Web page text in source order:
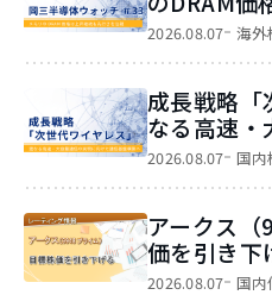
2026.08.07
を注視～海外
2026.08.07
成長戦略「
なる高速・
けた通信基国内
2026.08.07
アークス
価を引き下
国内